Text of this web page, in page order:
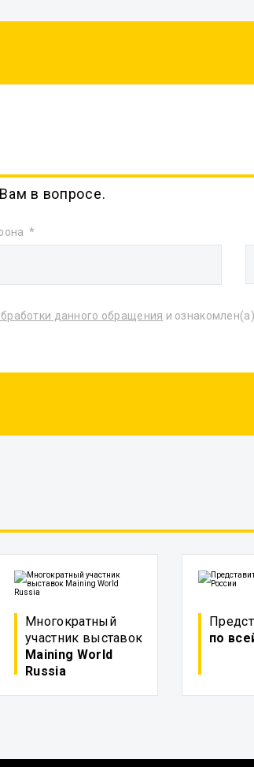
в вопросе.
данного обращения и
Многократный
участник выставок
Maining World
Russia
по